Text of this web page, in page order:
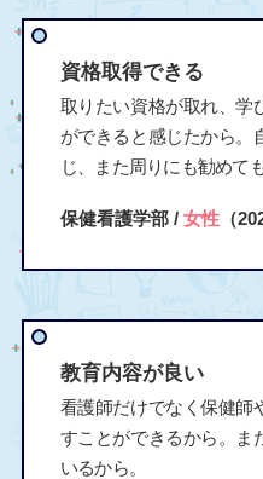
資格取得できる
取りたい資格が取れ、学
ができると感じたから。
じ、また周りにも勧めて
保健看護学部 / 女性（
教育内容が良い
看護師だけでなく保健師
すことができるから。ま
いるから。